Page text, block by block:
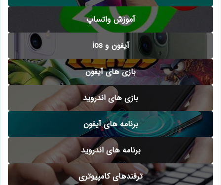
آموزش واتساپ
آیفون و ios
بازی های آیفون
بازی های اندروید
برنامه های آیفون
برنامه های اندروید
ترفندهای کامپیوتری